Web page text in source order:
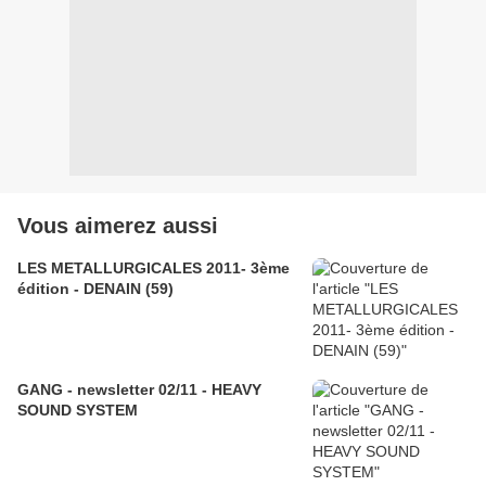
Vous aimerez aussi
LES METALLURGICALES 2011- 3ème
édition - DENAIN (59)
GANG - newsletter 02/11 - HEAVY
SOUND SYSTEM